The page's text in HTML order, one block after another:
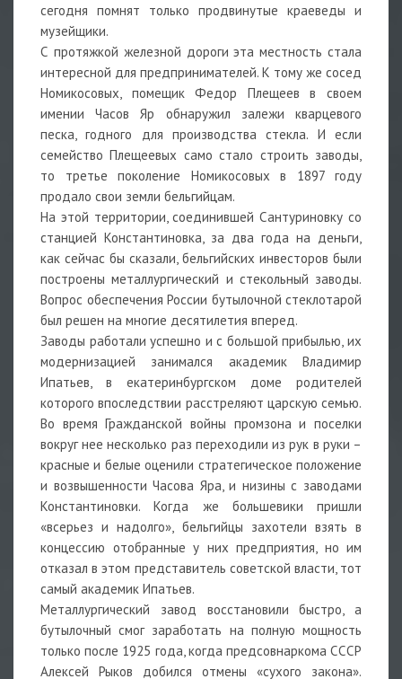
сегодня помнят только продвинутые краеведы и
музейщики.
С протяжкой железной дороги эта местность стала
интересной для предпринимателей. К тому же сосед
Номикосовых, помещик Федор Плещеев в своем
имении Часов Яр обнаружил залежи кварцевого
песка, годного для производства стекла. И если
семейство Плещеевых само стало строить заводы,
то третье поколение Номикосовых в 1897 году
продало свои земли бельгийцам.
На этой территории, соединившей Сантуриновку со
станцией Константиновка, за два года на деньги,
как сейчас бы сказали, бельгийских инвесторов были
построены металлургический и стекольный заводы.
Вопрос обеспечения России бутылочной стеклотарой
был решен на многие десятилетия вперед.
Заводы работали успешно и с большой прибылью, их
модернизацией занимался академик Владимир
Ипатьев, в екатеринбургском доме родителей
которого впоследствии расстреляют царскую семью.
Во время Гражданской войны промзона и поселки
вокруг нее несколько раз переходили из рук в руки –
красные и белые оценили стратегическое положение
и возвышенности Часова Яра, и низины с заводами
Константиновки. Когда же большевики пришли
«всерьез и надолго», бельгийцы захотели взять в
концессию отобранные у них предприятия, но им
отказал в этом представитель советской власти, тот
самый академик Ипатьев.
Металлургический завод восстановили быстро, а
бутылочный смог заработать на полную мощность
только после 1925 года, когда предсовнаркома СССР
Алексей Рыков добился отмены «сухого закона».